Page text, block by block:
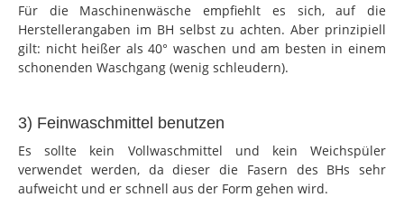
Für die Maschinenwäsche empfiehlt es sich, auf die
Herstellerangaben im BH selbst zu achten. Aber prinzipiell
gilt: nicht heißer als 40° waschen und am besten in einem
schonenden Waschgang (wenig schleudern).
3) Feinwaschmittel benutzen
Es sollte kein Vollwaschmittel und kein Weichspüler
verwendet werden, da dieser die Fasern des BHs sehr
aufweicht und er schnell aus der Form gehen wird.